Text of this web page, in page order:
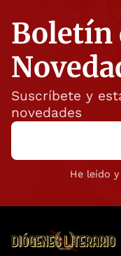
Boletín
Suscríbete y
novedades
He leído